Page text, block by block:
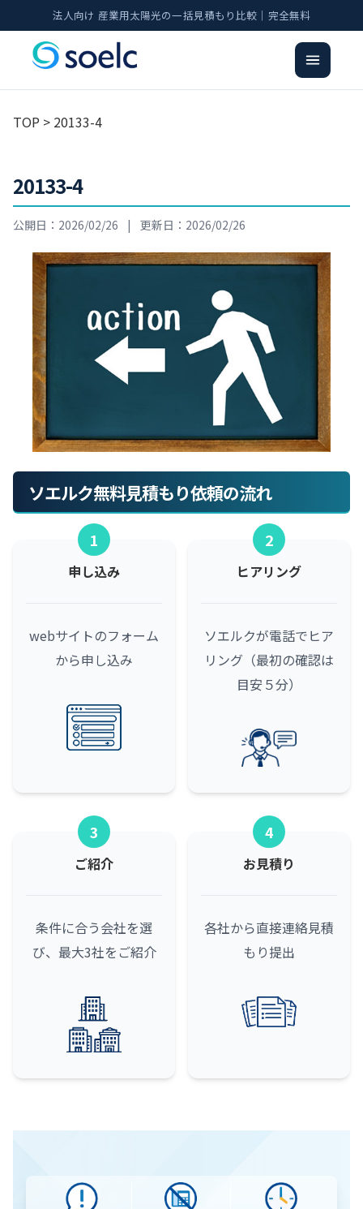
法人向け 産業用太陽光の一括見積もり比較｜完全無料
TOP > 20133-4
20133-4
公開日：2026/02/26 | 更新日：2026/02/26
ソエルク無料見積もり依頼の流れ
1
申し込み
webサイトのフォーム
から申し込み
2
ヒアリング
ソエルクが電話でヒア
リング（最初の確認は
目安５分）
3
ご紹介
条件に合う会社を選
び、最大3社をご紹介
4
お見積り
各社から直接連絡見積
もり提出